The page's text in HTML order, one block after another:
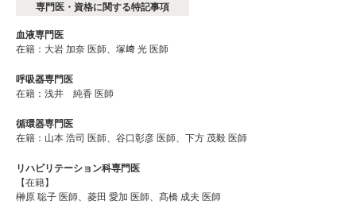
専門医・資格に関する特記事項
血液専門医
在籍：大岩 加奈 医師、塚﨑 光 医師
呼吸器専門医
在籍：浅井 純香 医師
循環器専門医
在籍：山本 浩司 医師、谷口彰彦 医師、下方 茂毅 医師
リハビリテーション科専門医
【在籍】
榊原 聡子 医師、菱田 愛加 医師、髙橋 成夫 医師